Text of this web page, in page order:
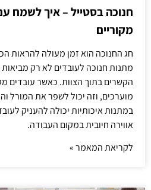
חנוכה בסטייל – איך לשמח
מקוריים
חג החנוכה הוא זמן מעולה להראות
מתנות חנוכה לעובדים לא רק
הקשרים בתוך הצוות. כאשר עובדים
מוערכים, וזה יכול לשפר את המורל
במתנות איכותיות יכולה להעניק
אווירה חיובית במקום העבודה.
לקריאת המאמר »